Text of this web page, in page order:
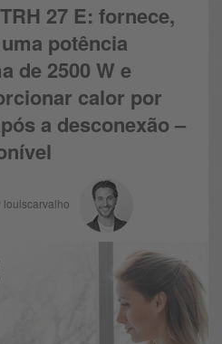
27 E: fornece,
potência
de 2500 W e
calor por
a desconexão –
louiscarvalho